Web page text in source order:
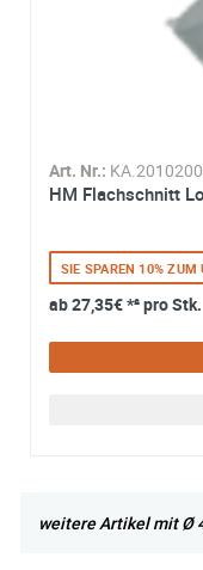
hinzufügen
können Ihre
widerrufen.
Nutzerdaten
Art. Nr.:
HM Flachschnitt
SIE SPAREN 10% ZUM
ab27,35€*² pro Stk.
weitere Artikel mit Ø